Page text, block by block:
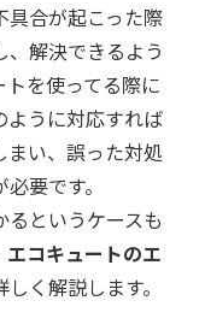
具合が起こった際
解決できるよう
を使ってる際に
ように対応すれば
まい、誤った対処
要です。
るというケースも
エコキュートのエ
しく解説します。